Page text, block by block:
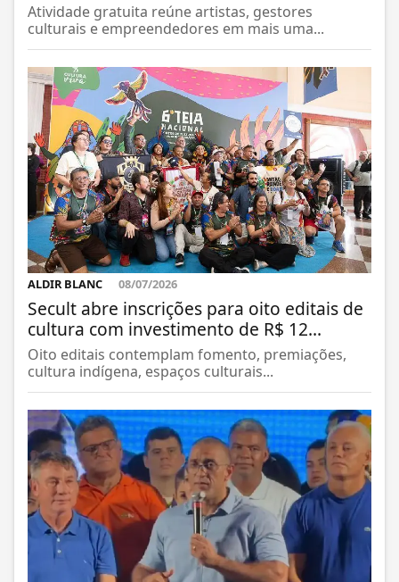
Atividade gratuita reúne artistas, gestores
culturais e empreendedores em mais uma...
ALDIR BLANC 08/07/2026
Secult abre inscrições para oito editais de
cultura com investimento de R$ 12...
Oito editais contemplam fomento, premiações,
cultura indígena, espaços culturais...